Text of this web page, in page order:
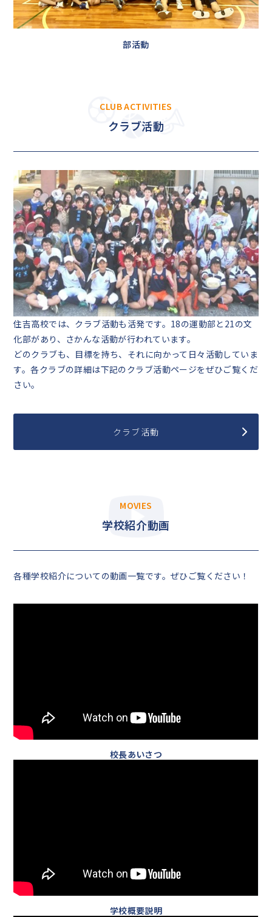
部活動
CLUB ACTIVITIES
クラブ活動
住吉高校では、クラブ活動も活発です。18の運動部と21の文
化部があり、さかんな活動が行われています。
どのクラブも、目標を持ち、それに向かって日々活動していま
す。各クラブの詳細は下記のクラブ活動ページをぜひご覧くだ
さい。
クラブ活動
MOVIES
学校紹介動画
各種学校紹介についての動画一覧です。ぜひご覧ください！
校長あいさつ
学校概要説明